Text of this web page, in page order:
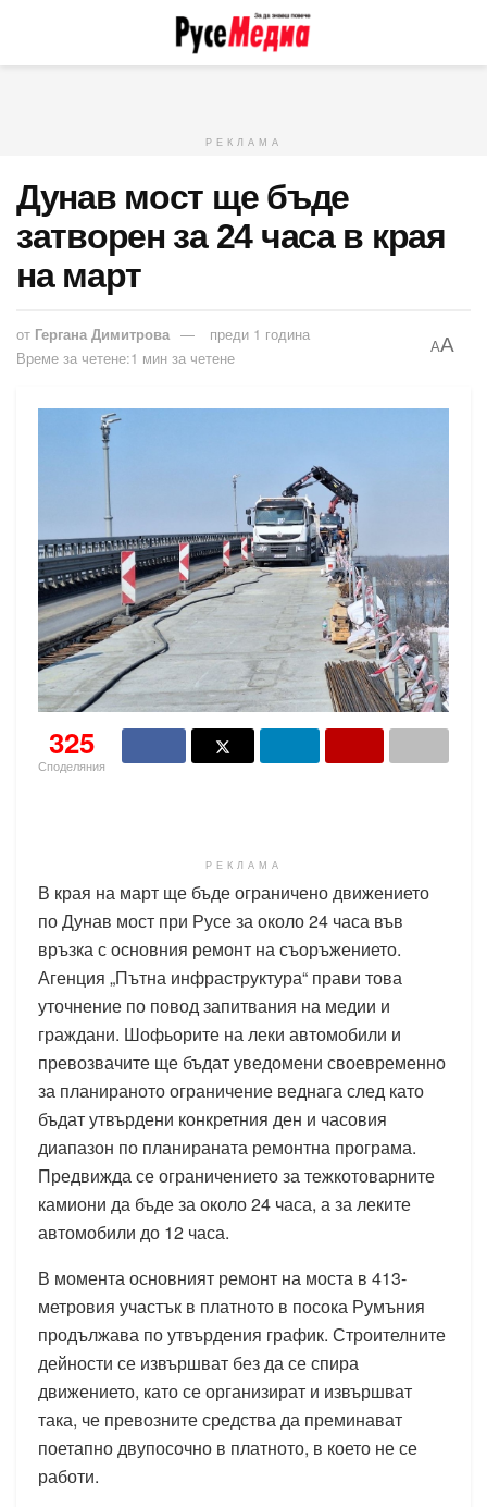
РЕКЛАМА
Дунав мост ще бъде
затворен за 24 часа в края
на март
от Гергана Димитрова
преди 1 година
Време за четене:1 мин за четене
AA
325
Споделяния
РЕКЛАМА
В края на март ще бъде ограничено движението
по Дунав мост при Русе за около 24 часа във
връзка с основния ремонт на съоръжението.
Агенция „Пътна инфраструктура“ прави това
уточнение по повод запитвания на медии и
граждани. Шофьорите на леки автомобили и
превозвачите ще бъдат уведомени своевременно
за планираното ограничение веднага след като
бъдат утвърдени конкретния ден и часовия
диапазон по планираната ремонтна програма.
Предвижда се ограничението за тежкотоварните
камиони да бъде за около 24 часа, а за леките
автомобили до 12 часа.
В момента основният ремонт на моста в 413-
метровия участък в платното в посока Румъния
продължава по утвърдения график. Строителните
дейности се извършват без да се спира
движението, като се организират и извършват
така, че превозните средства да преминават
поетапно двупосочно в платното, в което не се
работи.